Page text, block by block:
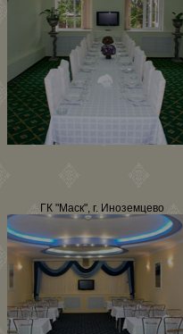
ГК "Маск", г. Иноземцево